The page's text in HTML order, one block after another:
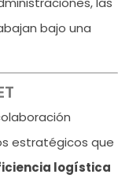
bajo una
estratégicos que
logística